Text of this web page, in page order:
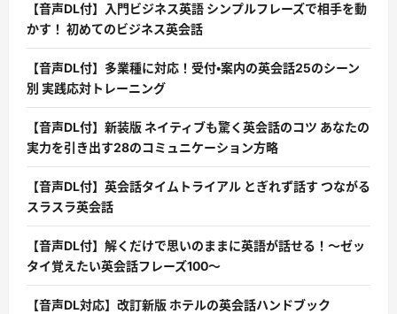
【音声DL付】入門ビジネス英語 シンプルフレーズで相手を動
かす！ 初めてのビジネス英会話
【音声DL付】多業種に対応！受付・案内の英会話25のシーン
別 実践応対トレーニング
【音声DL付】新装版 ネイティブも驚く英会話のコツ あなたの
実力を引き出す28のコミュニケーション方略
【音声DL付】英会話タイムトライアル とぎれず話す つながる
スラスラ英会話
【音声DL付】解くだけで思いのままに英語が話せる！〜ゼッ
タイ覚えたい英会話フレーズ100〜
【音声DL対応】改訂新版 ホテルの英会話ハンドブック